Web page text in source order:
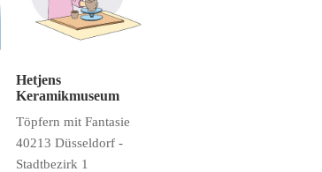
Hetjens
Keramikmuseum
Töpfern mit Fantasie
40213 Düsseldorf -
Stadtbezirk 1